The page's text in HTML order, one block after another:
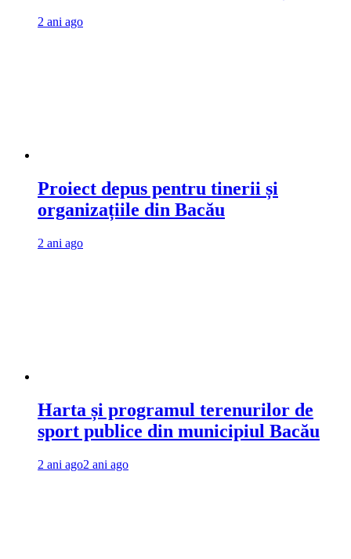
2 ani ago
Proiect depus pentru tinerii și
organizațiile din Bacău
2 ani ago
Harta și programul terenurilor de
sport publice din municipiul Bacău
2 ani ago2 ani ago